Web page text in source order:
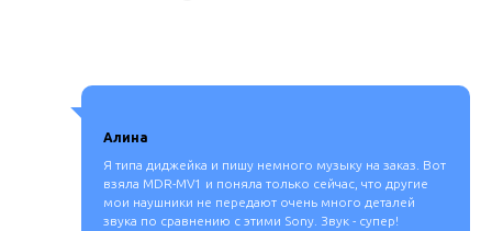
Алина
Я типа диджейка и пишу немного музыку на заказ. Вот
взяла MDR-MV1 и поняла только сейчас, что другие
мои наушники не передают очень много деталей
звука по сравнению с этими Sony. Звук - супер!